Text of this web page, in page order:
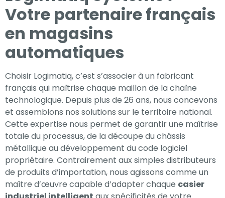
Votre partenaire français
en magasins
automatiques
Choisir Logimatiq, c’est s’associer à un fabricant
français qui maîtrise chaque maillon de la chaîne
technologique. Depuis plus de 26 ans, nous concevons
et assemblons nos solutions sur le territoire national.
Cette expertise nous permet de garantir une maîtrise
totale du processus, de la découpe du châssis
métallique au développement du code logiciel
propriétaire. Contrairement aux simples distributeurs
de produits d’importation, nous agissons comme un
maître d’œuvre capable d’adapter chaque casier